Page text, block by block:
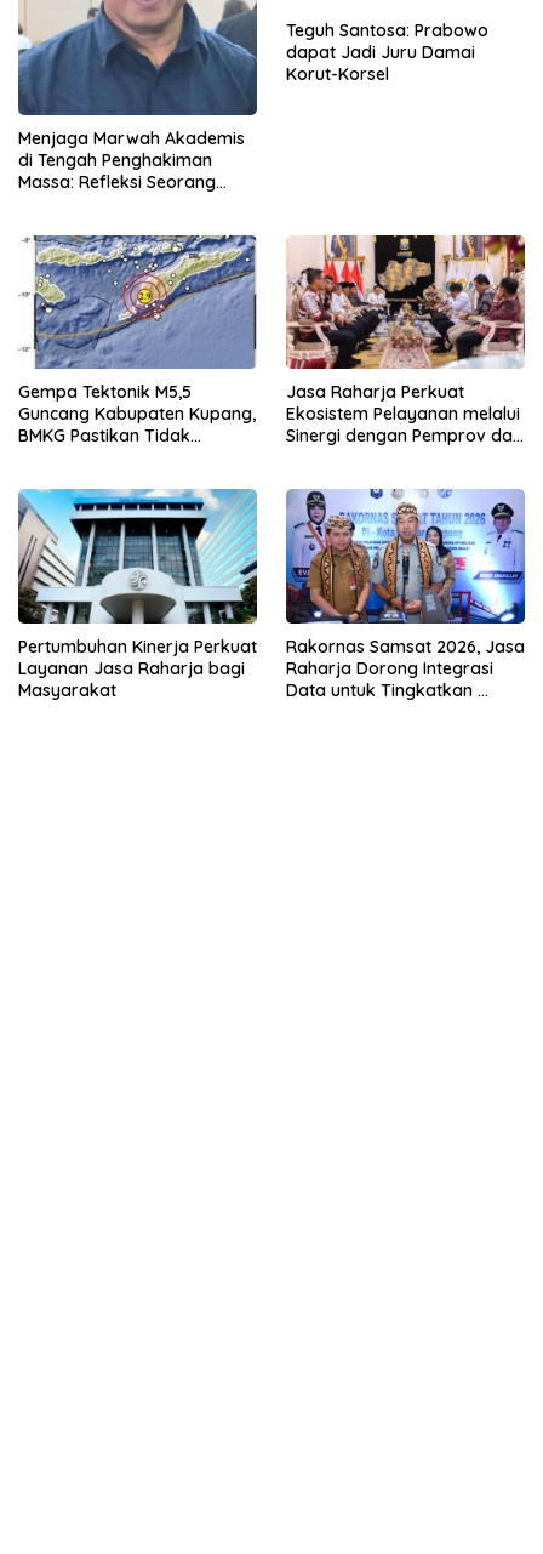
Menjaga Marwah Akademis
di Tengah Penghakiman
Massa: Refleksi Seorang
Teguh Santosa: Prabowo
dapat Jadi Juru Damai
Korut-Korsel
Gempa Tektonik M5,5
Guncang Kabupaten Kupang,
BMKG Pastikan Tidak
Jasa Raharja Perkuat
Ekosistem Pelayanan melalui
Sinergi dengan Pemprov dan
Pertumbuhan Kinerja Perkuat
Layanan Jasa Raharja bagi
Masyarakat
Rakornas Samsat 2026, Jasa
Raharja Dorong Integrasi
Data untuk Tingkatkan